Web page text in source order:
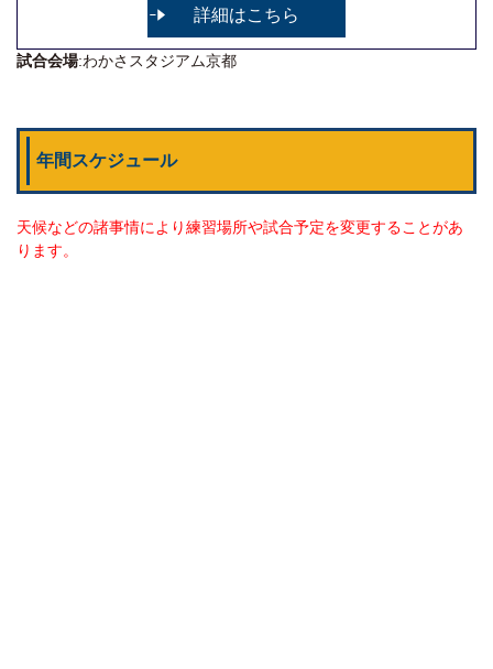
詳細はこちら
試合会場:わかさスタジアム京都
年間スケジュール
天候などの諸事情により練習場所や試合予定を変更することがあ
ります。